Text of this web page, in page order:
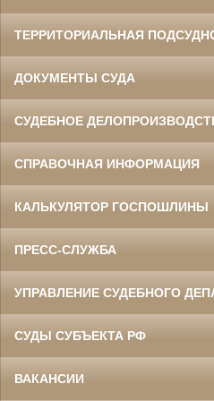
ТЕРРИТОРИАЛЬНАЯ
ДОКУМЕНТЫ СУДА
СУДЕБНОЕ
СПРАВОЧНАЯ ИНФОРМАЦИЯ
КАЛЬКУЛЯТОР ГОСПОШЛИНЫ
ПРЕСС-СЛУЖБА
УПРАВЛЕНИЕ СУДЕБНОГО
СУДЫ СУБЪЕКТА РФ
ВАКАНСИИ